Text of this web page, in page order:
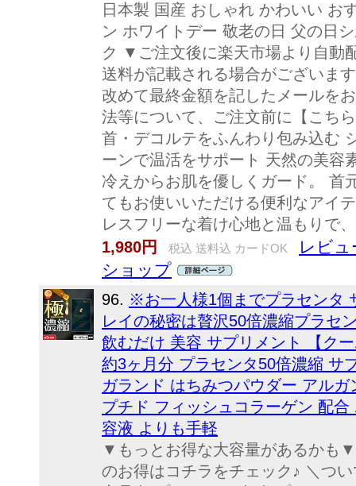
日本製 国産 おしゃれ かわいい お
ン ホワイトデー 敬老の日 父の日
ク ▼ご注文後に楽天市場より自動
送料が記載される場合がございま
改めて最終金額を記したメールを
法等について、ご注文前に【こち
首・デコルテをふんわり包み込む
ーンで温活をサポート 天然の美容
冷えからお肌を優しくガード。 首
てもお使いいただける便利なアイ
レスフリーな着け心地と温もりで
1,980円
税込 送料込 カードOK
レビュ
ショップ
96. ※お一人様1個までプラセンタ
レイの秘密は贅沢50倍濃縮プラセ
飲むだけ 美容 サプリメント 【ク
約3ヶ月分 プラセンタ50倍濃縮 サ
ガランド はちみつパウダー アル
プチド フィッシュコラーゲン 配
容液 よりも手軽
▼もっとお得な大容量があるかも
のお得はコチラをチェック♪ ＼つ